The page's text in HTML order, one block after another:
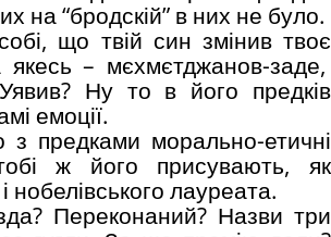
на “бродскій” в них не було.
що твій син змінив твоє
якесь – мєхмєтджанов-заде,
Ну то в його предків
емоції.
з предками морально-етичні
ж його присувають, як
нобелівського лауреата.
Переконаний? Назви три